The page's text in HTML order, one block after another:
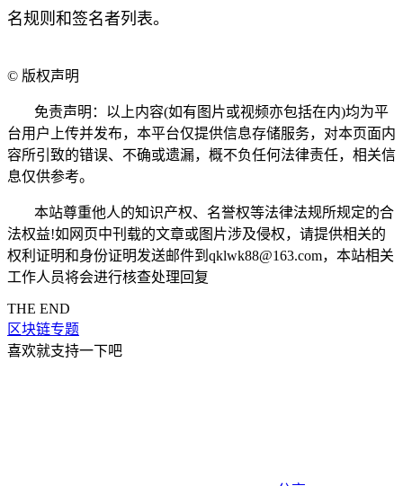
名规则和签名者列表。
© 版权声明
免责声明：以上内容(如有图片或视频亦包括在内)均为平
台用户上传并发布，本平台仅提供信息存储服务，对本页面内
容所引致的错误、不确或遗漏，概不负任何法律责任，相关信
息仅供参考。
本站尊重他人的知识产权、名誉权等法律法规所规定的合
法权益!如网页中刊载的文章或图片涉及侵权，请提供相关的
权利证明和身份证明发送邮件到qklwk88@163.com，本站相关
工作人员将会进行核查处理回复
THE END
区块链专题
喜欢就支持一下吧